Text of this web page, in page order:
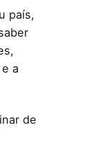
país,
a
de